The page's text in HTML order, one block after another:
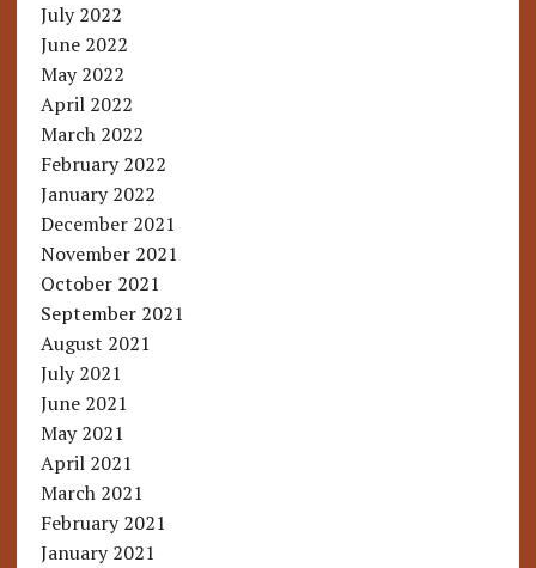
July 2022
June 2022
May 2022
April 2022
March 2022
February 2022
January 2022
December 2021
November 2021
October 2021
September 2021
August 2021
July 2021
June 2021
May 2021
April 2021
March 2021
February 2021
January 2021